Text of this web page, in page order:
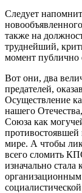
Следует
также на
труднейший,
момент публично
Вот они, два
предателей,
Осуществление
нашего
Союза как
противостоявшей
мире. А чтобы
всего сломить
изначально